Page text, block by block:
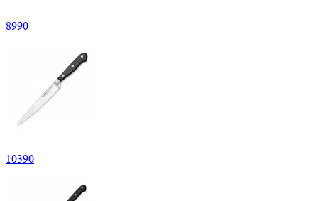
8990
10390